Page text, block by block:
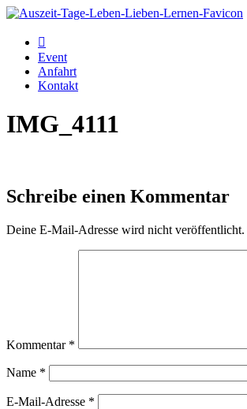
Event
Anfahrt
Kontakt
IMG_4111
Schreibe einen Kommentar
Deine E-Mail-Adresse wird nicht veröffentlicht.
Kommentar *
Name *
E-Mail-Adresse *